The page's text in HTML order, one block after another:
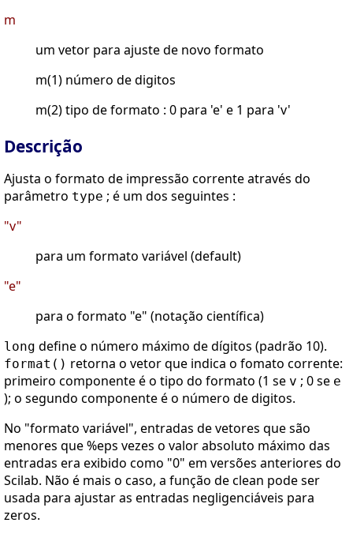
m
um vetor para ajuste de novo formato
m(1) número de digitos
m(2) tipo de formato : 0 para 'e' e 1 para 'v'
Descrição
Ajusta o formato de impressão corrente através do
parâmetro type ; é um dos seguintes :
"v"
para um formato variável (default)
"e"
para o formato "e" (notação científica)
long define o número máximo de dígitos (padrão 10).
format() retorna o vetor que indica o fomato corrente:
primeiro componente é o tipo do formato (1 se v ; 0 se e
); o segundo componente é o número de digitos.
No "formato variável", entradas de vetores que são
menores que %eps vezes o valor absoluto máximo das
entradas era exibido como "0" em versões anteriores do
Scilab. Não é mais o caso, a função de clean pode ser
usada para ajustar as entradas negligenciáveis para
zeros.